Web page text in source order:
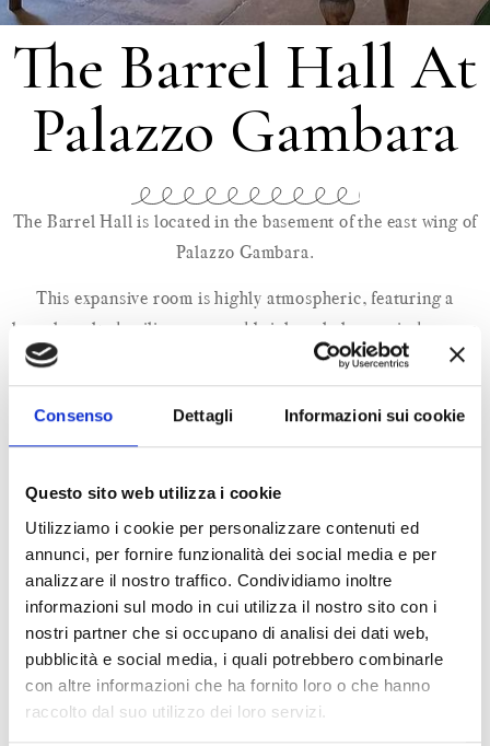
Consenso Dettagli Informazioni sui cookie
Questo sito web utilizza i cookie
Utilizziamo i cookie per personalizzare contenuti ed
annunci, per fornire funzionalità dei social media e per
analizzare il nostro traffico. Condividiamo inoltre
informazioni sul modo in cui utilizza il nostro sito con i
nostri partner che si occupano di analisi dei dati web,
pubblicità e social media, i quali potrebbero combinarle
con altre informazioni che ha fornito loro o che hanno
raccolto dal suo utilizzo dei loro servizi.
The Barrel Hall At
Palazzo Gambara
The Barrel Hall is located in the basement of the east wing of
Palazzo Gambara.
This expansive room is highly atmospheric, featuring a
barrel-vaulted ceiling, exposed brickwork, large windows, an
elegant staircase, cozy lounge corners, and bohemian-style
furnishings and decor, all set in a space with a charmingly
decadent vibe.
tables, or those seeking unconventional meeting spaces.
Barrel Hall
Area: 200 sqm
Dimensions: 20×10 m
Fixed Stage: 6×6 m
Natural Light: Yes